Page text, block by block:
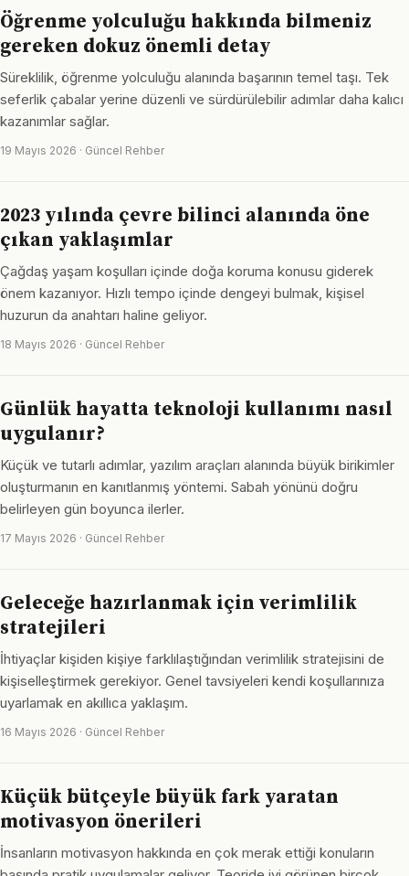
Öğrenme yolculuğu hakkında bilmeniz
gereken dokuz önemli detay
Süreklilik, öğrenme yolculuğu alanında başarının temel taşı. Tek
seferlik çabalar yerine düzenli ve sürdürülebilir adımlar daha kalıcı
kazanımlar sağlar.
19 Mayıs 2026 · Güncel Rehber
2023 yılında çevre bilinci alanında öne
çıkan yaklaşımlar
Çağdaş yaşam koşulları içinde doğa koruma konusu giderek
önem kazanıyor. Hızlı tempo içinde dengeyi bulmak, kişisel
huzurun da anahtarı haline geliyor.
18 Mayıs 2026 · Güncel Rehber
Günlük hayatta teknoloji kullanımı nasıl
uygulanır?
Küçük ve tutarlı adımlar, yazılım araçları alanında büyük birikimler
oluşturmanın en kanıtlanmış yöntemi. Sabah yönünü doğru
belirleyen gün boyunca ilerler.
17 Mayıs 2026 · Güncel Rehber
Geleceğe hazırlanmak için verimlilik
stratejileri
İhtiyaçlar kişiden kişiye farklılaştığından verimlilik stratejisini de
kişiselleştirmek gerekiyor. Genel tavsiyeleri kendi koşullarınıza
uyarlamak en akıllıca yaklaşım.
16 Mayıs 2026 · Güncel Rehber
Küçük bütçeyle büyük fark yaratan
motivasyon önerileri
İnsanların motivasyon hakkında en çok merak ettiği konuların